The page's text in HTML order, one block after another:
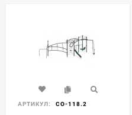
АРТИКУЛ: СО-118.2